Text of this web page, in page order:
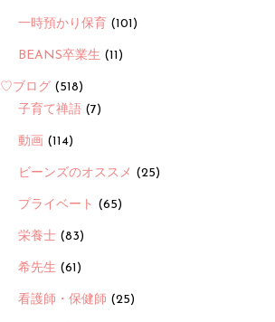
一時預かり保育 (101)
BEANS卒業生 (11)
♡ブログ (518)
子育て禅語 (7)
動画 (114)
ビーンズのオススメ (25)
プライベート (65)
栄養士 (83)
希先生 (61)
看護師・保健師 (25)